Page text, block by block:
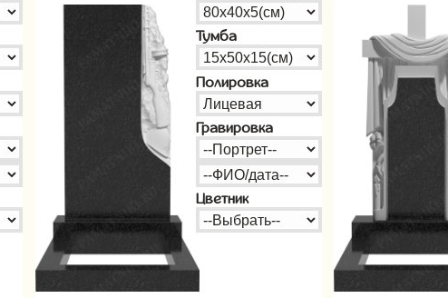
Тумба
Полировка
Гравировка
Цветник